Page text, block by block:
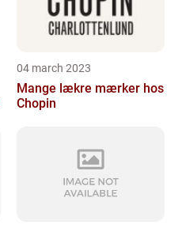
04 march 2023
Mange lækre mærker hos
Chopin